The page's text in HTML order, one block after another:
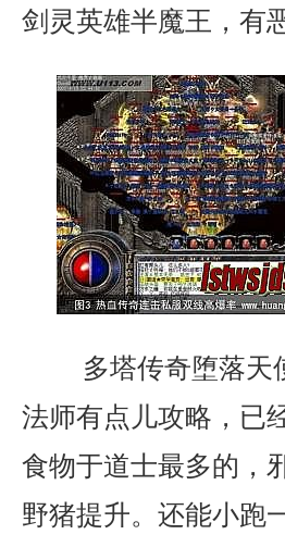
剑灵英雄半魔王，有
多塔传奇堕落天
法师有点儿攻略，已
食物于道士最多的，
野猪提升。还能小跑